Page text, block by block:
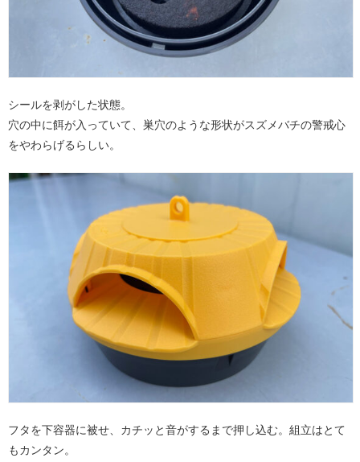
シールを剥がした状態。
穴の中に餌が入っていて、巣穴のような形状がスズメバチの警戒心
をやわらげるらしい。
フタを下容器に被せ、カチッと音がするまで押し込む。組立はとて
もカンタン。